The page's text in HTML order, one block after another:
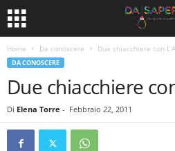
Home Da conoscere Due chiacchiere con
DA CONOSCERE
Due chiacchiere
Di Elena Torre - Febbraio 22, 2011